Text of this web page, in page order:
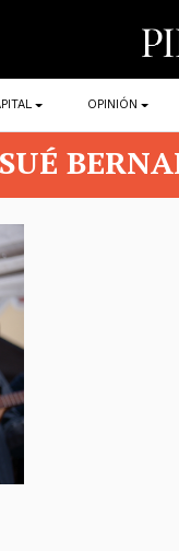
OPINIÓN